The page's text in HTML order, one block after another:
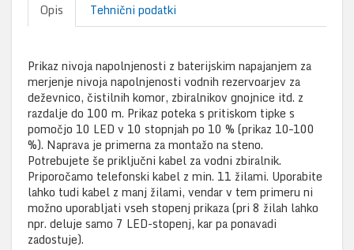
Opis Tehnični podatki
Prikaz nivoja napolnjenosti z baterijskim napajanjem za
merjenje nivoja napolnjenosti vodnih rezervoarjev za
deževnico, čistilnih komor, zbiralnikov gnojnice itd. z
razdalje do 100 m. Prikaz poteka s pritiskom tipke s
pomočjo 10 LED v 10 stopnjah po 10 % (prikaz 10–100
%). Naprava je primerna za montažo na steno.
Potrebujete še priključni kabel za vodni zbiralnik.
Priporočamo telefonski kabel z min. 11 žilami. Uporabite
lahko tudi kabel z manj žilami, vendar v tem primeru ni
možno uporabljati vseh stopenj prikaza (pri 8 žilah lahko
npr. deluje samo 7 LED-stopenj, kar pa ponavadi
zadostuje).